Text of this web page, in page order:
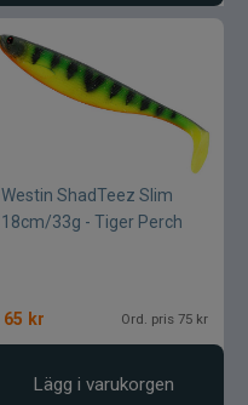
Westin ShadTeez Slim
18cm/33g - Tiger Perch
65 kr Ord. pris 75 kr
Lägg i varukorgen